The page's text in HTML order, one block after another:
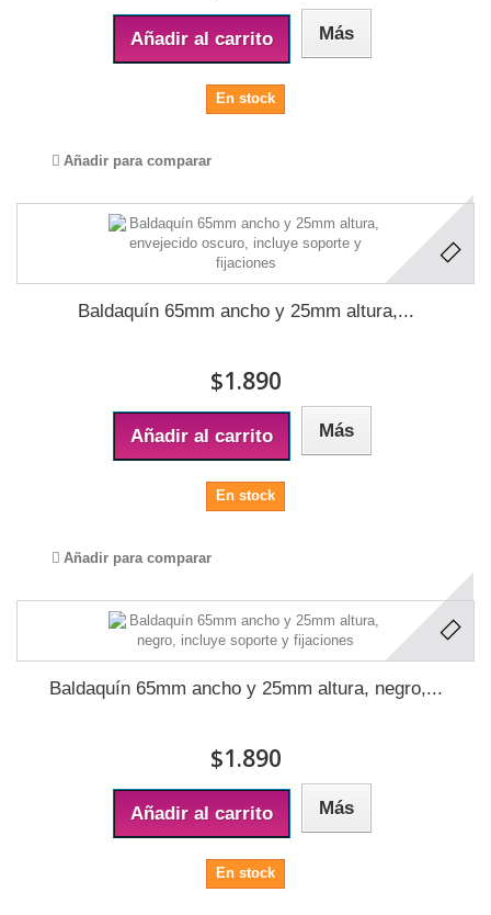
Añadir al carrito Más
En stock
Añadir para comparar
Baldaquín 65mm ancho y 25mm altura,...
$1.890
Añadir al carrito Más
En stock
Añadir para comparar
Baldaquín 65mm ancho y 25mm altura, negro,...
$1.890
Añadir al carrito Más
En stock